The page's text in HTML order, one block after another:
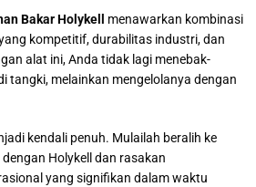
Bakar Holykell
menawarkan kombinasi
kompetitif, durabilitas industri, dan
alat ini, Anda tidak lagi menebak-
tangki, melainkan mengelolanya dengan
kendali penuh. Mulailah beralih ke
Holykell dan rasakan
yang signifikan dalam waktu